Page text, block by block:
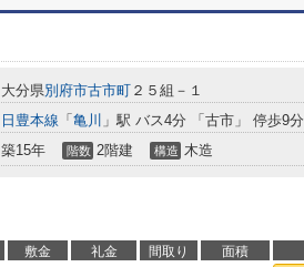
大分県別府市古市町 ２５組－１
日豊本線 「 亀川 」駅 バス4分 「古市」 停歩9分
築15年 階数 2階建 構造 木造
敷金 礼金 間取り 面積